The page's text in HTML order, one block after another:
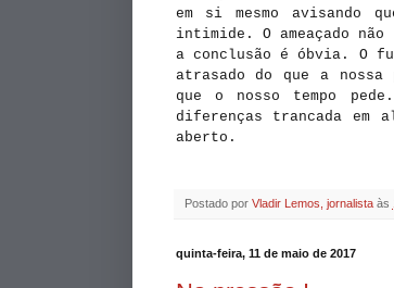
em si mesmo avisando
intimide. O ameaçado
a conclusão é óbvia. O
atrasado do que a
que o nosso tempo
diferenças trancada em
aberto.
Postado por Vladir Lemos, jornalista às
quinta-feira, 11 de maio de 2017